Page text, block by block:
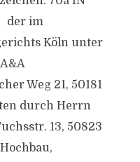
der im
Köln unter
Weg 21, 50181
durch Herrn
13, 50823